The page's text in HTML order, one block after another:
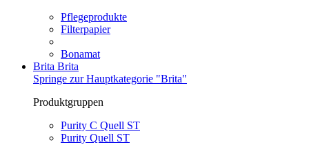
Pflegeprodukte
Filterpapier
Bonamat
Brita Brita
Springe zur Hauptkategorie "Brita"
Produktgruppen
Purity C Quell ST
Purity Quell ST